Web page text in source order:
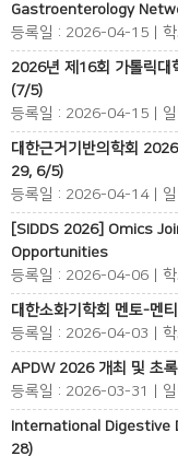
Gastroenterology
등록일 : 2026-04-15 | 학
2026년 제16회 가톨릭대
(7/5)
등록일 : 2026-04-15 | 일
대한근거기반의학회
29, 6/5)
등록일 : 2026-04-14 | 일
[SIDDS 2026] Omics
Opportunities
등록일 : 2026-04-06 | 학
대한소화기학회 멘토-멘
등록일 : 2026-04-03 | 학
APDW 2026 개최 및 초
등록일 : 2026-03-31 | 일
International Digestive
28)